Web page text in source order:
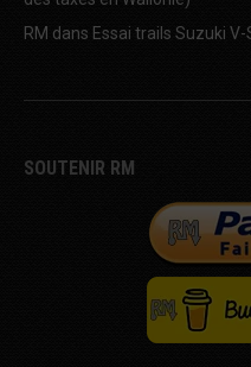
RM dans Essai trails Suzuki
SOUTENIR RM